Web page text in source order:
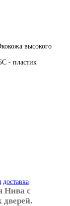
высокого
- пластик
доставка
Нива с